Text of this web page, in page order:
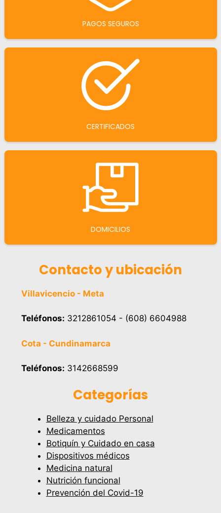
PAGOS SEGUROS
CERTIFICADOS
DOMICILIOS
Contacto y ubicación
Villavicencio - Meta
Teléfonos: 3212861054 - (608) 6604988
Cota - Cundinamarca
Teléfonos: 3142668599
Categorías
Belleza y cuidado Personal
Medicamentos
Botiquín y Cuidado en casa
Dispositivos médicos
Medicina natural
Nutrición funcional
Prevención del Covid-19